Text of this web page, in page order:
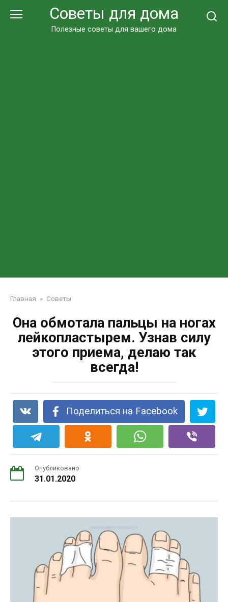
Советы для дома
Полезные советы для вашего дома
Главная » Советы
Она обмотала пальцы на ногах
лейкопластырем. Узнав силу
этого приема, делаю так
всегда!
Поделиться на Facebook
Опубликовано
31.01.2020